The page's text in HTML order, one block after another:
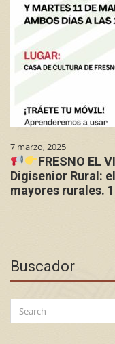
7 marzo, 2025
FRESNO EL
Digisenior Rural:
mayores rurales.
Buscador
for: